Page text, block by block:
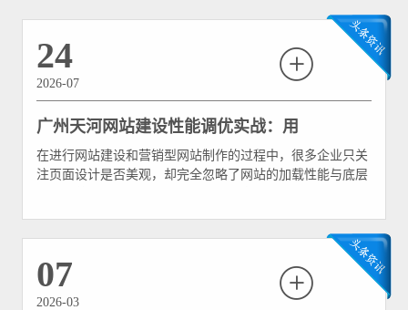
24
2026-07
广州天河网站建设性能调优实战：用
Lighthouse 提高网站得分与 SEO 排名
在进行网站建设和营销型网站制作的过程中，很多企业只关
注页面设计是否美观，却完全忽略了网站的加载性能与底层
07
2026-03